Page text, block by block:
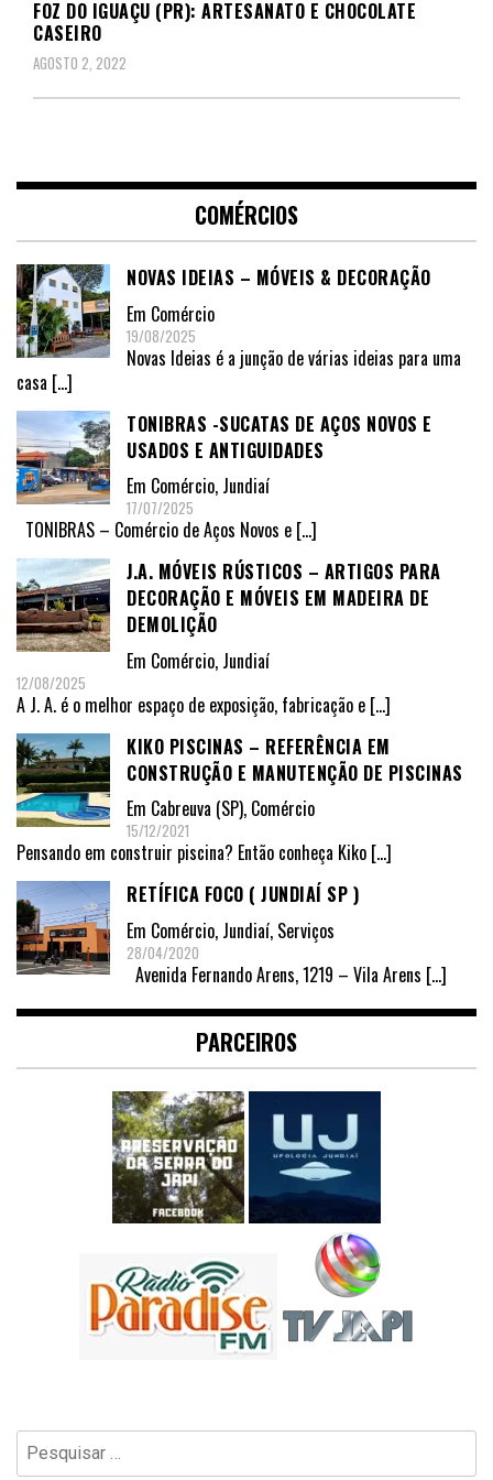
FOZ DO IGUAÇU (PR): ARTESANATO E CHOCOLATE
CASEIRO
AGOSTO 2, 2022
COMÉRCIOS
NOVAS IDEIAS – MÓVEIS & DECORAÇÃO
Em Comércio
19/08/2025
Novas Ideias é a junção de várias ideias para uma
casa […]
TONIBRAS -SUCATAS DE AÇOS NOVOS E
USADOS E ANTIGUIDADES
Em Comércio, Jundiaí
17/07/2025
TONIBRAS – Comércio de Aços Novos e […]
J.A. MÓVEIS RÚSTICOS – ARTIGOS PARA
DECORAÇÃO E MÓVEIS EM MADEIRA DE
DEMOLIÇÃO
Em Comércio, Jundiaí
12/08/2025
A J. A. é o melhor espaço de exposição, fabricação e […]
KIKO PISCINAS – REFERÊNCIA EM
CONSTRUÇÃO E MANUTENÇÃO DE PISCINAS
Em Cabreuva (SP), Comércio
15/12/2021
Pensando em construir piscina? Então conheça Kiko […]
RETÍFICA FOCO ( JUNDIAÍ SP )
Em Comércio, Jundiaí, Serviços
28/04/2020
Avenida Fernando Arens, 1219 – Vila Arens […]
PARCEIROS
Pesquisar
por: